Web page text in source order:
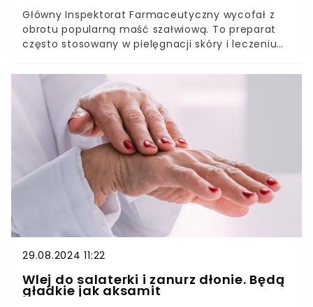
Główny Inspektorat Farmaceutyczny wycofał z
obrotu popularną maść szałwiową. To preparat
często stosowany w pielęgnacji skóry i leczeniu
przyczynę.
29.08.2024 11:22
Wlej do salaterki i zanurz dłonie. Będą
gładkie jak aksamit